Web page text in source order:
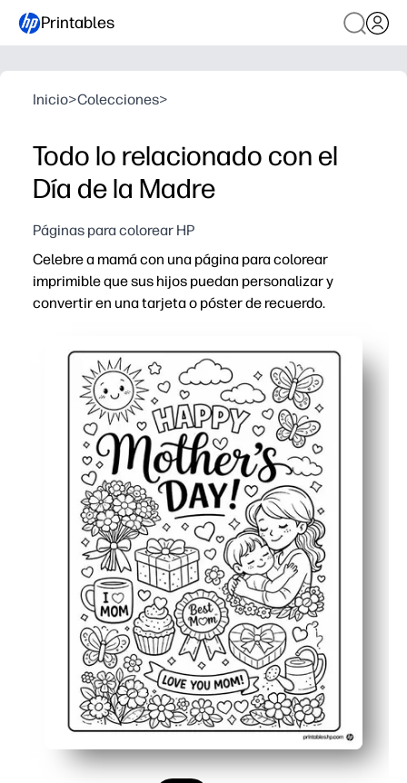
Printables
Inicio>Colecciones>
Todo lo relacionado con el
Día de la Madre
Páginas para colorear HP
Celebre a mamá con una página para colorear
imprimible que sus hijos puedan personalizar y
convertir en una tarjeta o póster de recuerdo.
Involucra a niños pequeños y preadolescentes con
Desarrolla la motricidad fina y la concentración
Perfecto para las aulas, el hogar o las fiestas: regálalo,